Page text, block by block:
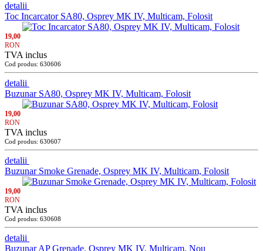
detalii
Toc Incarcator SA80, Osprey MK IV, Multicam, Folosit
19,00
RON
TVA inclus
Cod produs: 630606
detalii
Buzunar SA80, Osprey MK IV, Multicam, Folosit
19,00
RON
TVA inclus
Cod produs: 630607
detalii
Buzunar Smoke Grenade, Osprey MK IV, Multicam, Folosit
19,00
RON
TVA inclus
Cod produs: 630608
detalii
Buzunar AP Grenade, Osprey MK IV, Multicam, Nou